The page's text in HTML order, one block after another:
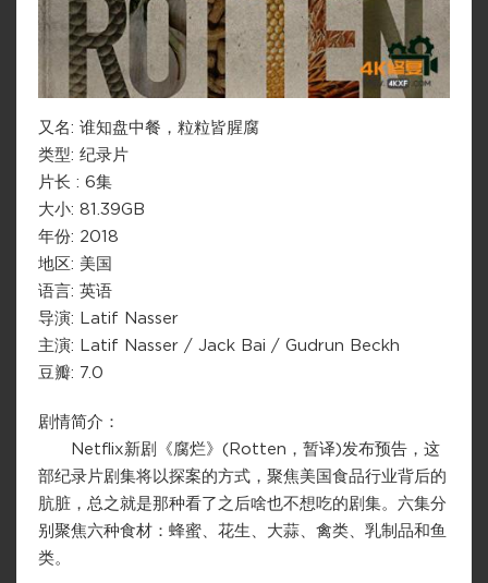
又名: 谁知盘中餐，粒粒皆腥腐
类型: 纪录片
片长 : 6集
大小: 81.39GB
年份: 2018
地区: 美国
语言: 英语
导演: Latif Nasser
主演: Latif Nasser / Jack Bai / Gudrun Beckh
豆瓣: 7.0
剧情简介：
Netflix新剧《腐烂》(Rotten，暂译)发布预告，这
部纪录片剧集将以探案的方式，聚焦美国食品行业背后的
肮脏，总之就是那种看了之后啥也不想吃的剧集。六集分
别聚焦六种食材：蜂蜜、花生、大蒜、禽类、乳制品和鱼
类。